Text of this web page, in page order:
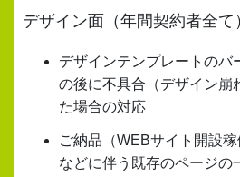
デザイン面（年間契約者全て
デザインテンプレートのバ
の後に不具合（デザイン崩
た場合の対応
ご納品（WEBサイト開設
などに伴う既存のページの